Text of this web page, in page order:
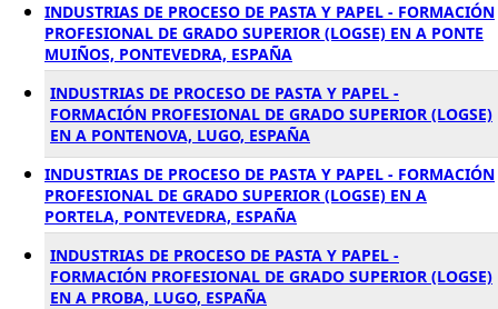
INDUSTRIAS DE PROCESO DE PASTA Y PAPEL - FORMACIÓN
PROFESIONAL DE GRADO SUPERIOR (LOGSE) EN A PONTE
MUIÑOS, PONTEVEDRA, ESPAÑA
INDUSTRIAS DE PROCESO DE PASTA Y PAPEL -
FORMACIÓN PROFESIONAL DE GRADO SUPERIOR (LOGSE)
EN A PONTENOVA, LUGO, ESPAÑA
INDUSTRIAS DE PROCESO DE PASTA Y PAPEL - FORMACIÓN
PROFESIONAL DE GRADO SUPERIOR (LOGSE) EN A
PORTELA, PONTEVEDRA, ESPAÑA
INDUSTRIAS DE PROCESO DE PASTA Y PAPEL -
FORMACIÓN PROFESIONAL DE GRADO SUPERIOR (LOGSE)
EN A PROBA, LUGO, ESPAÑA